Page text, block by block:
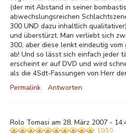
(der mit Abstand in seiner
abwechslungsreichen
300 UND dazu inhaltlich
und überstürzt. Man verliebt sich
300, aber diese lenkt eindeutig vom
ab! Und so lässt sich einfach jeder
erscheint er auf DVD und wird
als die 4Sdt-Fassungen von Herr
Permalink
Antworten
Rolo Tomasi am 28. März 2007 -
10/10